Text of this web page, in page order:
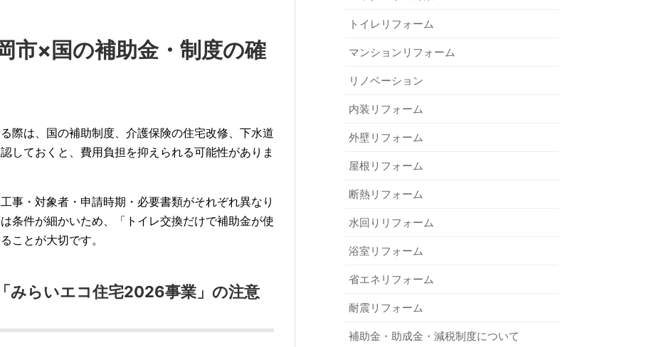
市×国の補助金・制度の確
際は、国の補助制度、介護保険の住宅改修、下水道
しておくと、費用負担を抑えられる可能性がありま
事・対象者・申請時期・必要書類がそれぞれ異なり
条件が細かいため、「トイレ交換だけで補助金が使
ことが大切です。
みらいエコ住宅2026事業」の注意
トイレリフォーム
マンションリフォーム
リノベーション
内装リフォーム
外壁リフォーム
屋根リフォーム
断熱リフォーム
水回りリフォーム
浴室リフォーム
省エネリフォーム
耐震リフォーム
補助金・助成金・減税制度について